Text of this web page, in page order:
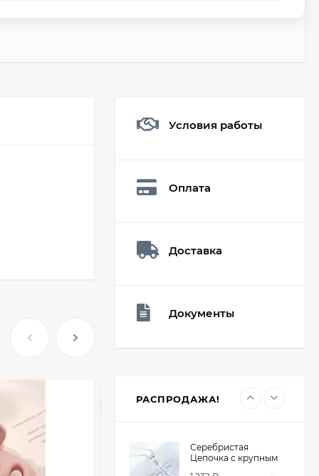
Условия работы
Оплата
Доставка
Документы
РАСПРОДАЖА!
19₽
Мешочек (5*7см)
Серебристая
Цепочка с крупным